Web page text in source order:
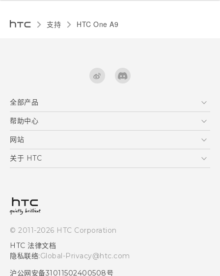
支持 HTC One A9‎
全部产品
区块链智能手机
VIVE
帮助中心
在线客服
支援与服务
产品保固说明
网站
HTC Dev
关于 HTC
投资人
加入HTC
© 2011-2026 HTC Corporation
HTC 法律文档
隐私联络:Global-Privacy@htc.com
沪公网安备31011502400508号